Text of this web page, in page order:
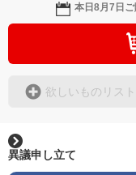
本日8月7日 ご
欲しいものリス
異議申し立て